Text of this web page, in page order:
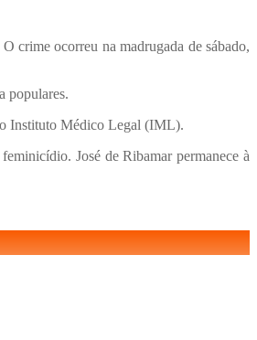
crime ocorreu na madrugada de sábado,
populares.
Instituto Médico Legal (IML).
José de Ribamar permanece à